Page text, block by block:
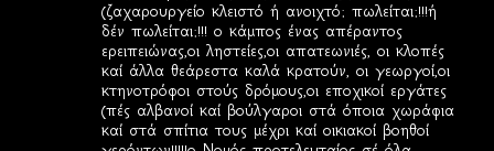
(ζαχαρουργείο κλειστό ή ανοιχτό; πωλείται;!!!ή
δέν πωλείται;!!! ο κάμπος ένας απέραντος
ερειπειώνας,οι ληστείες,οι απατεωνιές, οι κλοπές
καί άλλα θεάρεστα καλά κρατούν, οι γεωργοί,οι
κτηνοτρόφοι στούς δρόμους,οι εποχικοί εργάτες
(πές αλβανοί καί βούλγαροι στά όποια χωράφια
καί στά σπίτια τους μέχρι καί οικιακοί βοηθοί